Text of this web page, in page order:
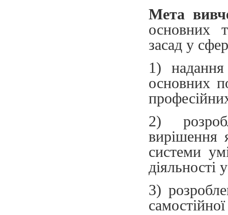
Мета
основних
засад у
1) надання
основних
2)
вирішення
системи
діяльності
3)